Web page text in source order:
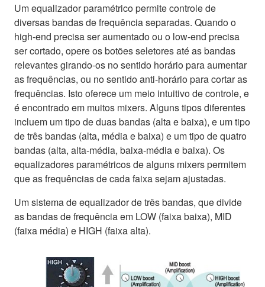
Um equalizador paramétrico permite controle de
diversas bandas de frequência separadas. Quando o
high-end precisa ser aumentado ou o low-end precisa
ser cortado, opere os botões seletores até as bandas
relevantes girando-os no sentido horário para aumentar
as frequências, ou no sentido anti-horário para cortar as
frequências. Isto oferece um meio intuitivo de controle, e
é encontrado em muitos mixers. Alguns tipos diferentes
incluem um tipo de duas bandas (alta e baixa), e um tipo
de três bandas (alta, média e baixa) e um tipo de quatro
bandas (alta, alta-média, baixa-média e baixa). Os
equalizadores paramétricos de alguns mixers permitem
que as frequências de cada faixa sejam ajustadas.
Um sistema de equalizador de três bandas, que divide
as bandas de frequência em LOW (faixa baixa), MID
(faixa média) e HIGH (faixa alta).